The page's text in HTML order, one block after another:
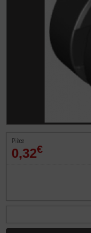
Pièce
0,32€